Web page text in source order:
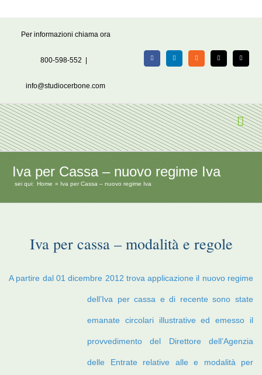
Per informazioni chiama ora
800-598-552
info@studiocerbone.com
FacebookLinkedIn Rss X Email
Iva per Cassa – nuovo regime Iva
sei qui: Home Iva per Cassa – nuovo regime Iva
Iva per cassa – modalità e regole
A partire dal 01 dicembre 2012 trova applicazione il nuovo regime
dell’Iva per cassa e di recentesono state
emanate circolari illustrative ed emesso il
provvedimento del Direttore dell’Agenzia
delle Entrate relative alle e modalità per